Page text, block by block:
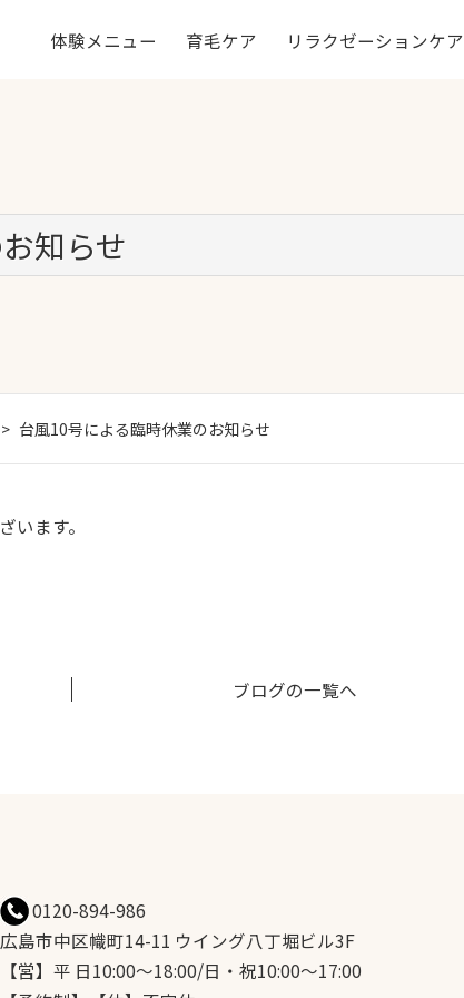
体験メニュー 育毛ケア リラクゼーションケア
知らせ
台風10号による臨時休業のお知らせ
います。
ブログの一覧へ
0120-894-986
広島市中区幟町14-11 ウイング八丁堀ビル3F
【営】平 日10:00～18:00/日・祝10:00～17:00